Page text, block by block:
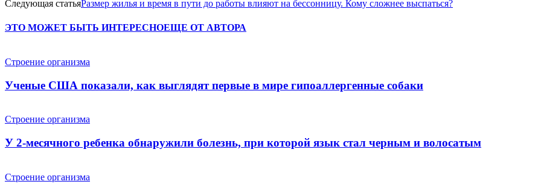
Следующая статьяРазмер жилья и время в пути до работы влияют на бессонницу. Кому сложнее выспаться?
ЭТО МОЖЕТ БЫТЬ ИНТЕРЕСНОЕЩЕ ОТ АВТОРА
Строение организма
Ученые США показали, как выглядят первые в мире гипоаллергенные собаки
Строение организма
У 2-месячного ребенка обнаружили болезнь, при которой язык стал черным и волосатым
Строение организма